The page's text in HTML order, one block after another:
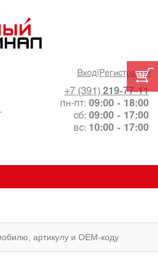
Вход| Регистрация
+7 (391) 219-77-11
пн-пт: 09:00 - 18:00
сб: 09:00 - 17:00
вс: 10:00 - 17:00